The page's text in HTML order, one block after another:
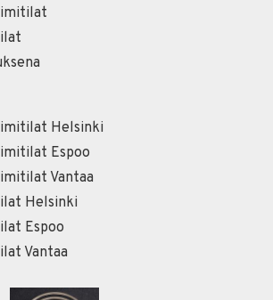
Helsinki
Espoo
Vantaa
Helsinki
Espoo
Vantaa